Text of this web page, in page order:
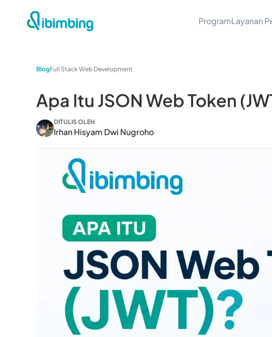
ProgramLayanan
BlogFull Stack Web Development
Apa Itu JSON Web Token
DITULIS OLEH
Irhan Hisyam Dwi Nugroho